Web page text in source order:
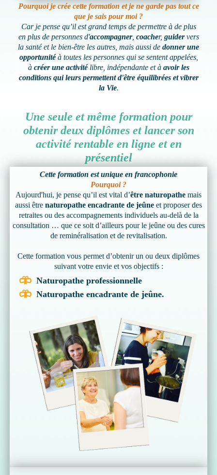
Pourquoi je crée cette formation et je ne garde pas tout ce
que je sais pour moi ?
Car je pense qu’il est grand temps de permettre à de plus
en plus de personnes d'accompagner, coacher, guidervers
la santé et le bien-être les autres, mais aussi de donner une
opportunitéà toutes les personnes qui se sentent appelées,
à créer une activitélibre, indépendante et à avoir les
conditions qui leurs permettent d'être équilibrées et vibrer
la Vie.
Une seule et même formation pour
obtenir deux diplômes et lancer son
activité rentable en ligne et en
présentiel
Cette formation est unique en francophonie
Pourquoi ?
Aujourd'hui, je pense qu’il est vital d’être naturopathe mais
aussi être naturopathe encadrante de jeûne et proposer des
retraites ou des accompagnements individuels au-delà de la
consultation … que ce soit d’ailleurs pour le jeûne ou des cures
de reminéralisation et de revitalisation.
Cette formation vous permet d’obtenir un ou deux diplômes
suivant votre envie et vos objectifs :
Naturopathe professionnelle
Naturopathe encadrante de jeûne.